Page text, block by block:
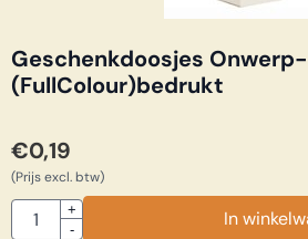
Geschenkdoosjes
(FullColour)bedrukt
€0,19
(Prijs excl. btw)
Aantal
+
-
In